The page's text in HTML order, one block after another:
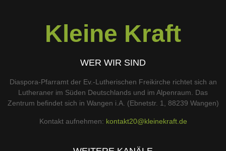
Kleine Kraft
WER WIR SIND
Diaspora-Pfarramt der Ev.-Lutherischen Freikirche richtet sich an
Lutheraner im Süden Deutschlands und im Alpenraum. Das
Zentrum befindet sich in Wangen i.A. (Ebnetstr. 1, 88239 Wangen)
Kontakt aufnehmen: kontakt20@kleinekraft.de